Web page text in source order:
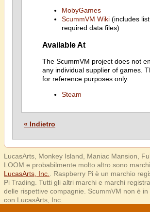
MobyGames
ScummVM Wiki(includes
required data files)
Available At
The ScummVM project does not
any individual supplier of games.
for reference purposes only.
Steam
« Indietro
LucasArts, Monkey Island, Maniac Mansion,
LOOM e probabilmente molto altro sono
LucasArts, Inc.
. Raspberry Pi è un marchio
Pi Trading. Tutti gli altri marchi e marchi
delle rispettive compagnie. ScummVM non è
con LucasArts, Inc.